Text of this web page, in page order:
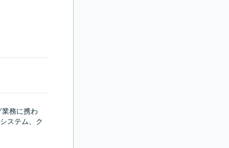
務に携わ
ステム、ク